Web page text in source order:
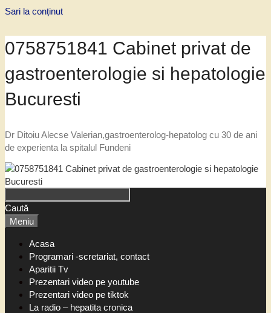
Sari la conținut
0758751841 Cabinet privat de
gastroenterologie si hepatologie
Bucuresti
Dr Ditoiu Alecse Valerian,gastroenterolog-hepatolog cu 30 de ani
de experienta la spitalul Fundeni
Caută
Meniu
Acasa
Programari -scretariat, contact
Aparitii Tv
Prezentari video pe youtube
Prezentari video pe tiktok
La radio – hepatita cronica